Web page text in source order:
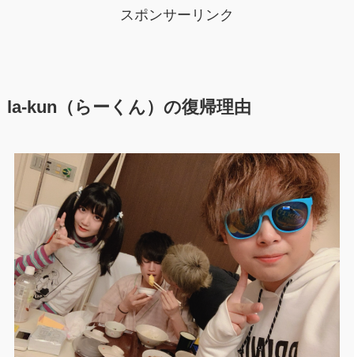
スポンサーリンク
la-kun（らーくん）の復帰理由